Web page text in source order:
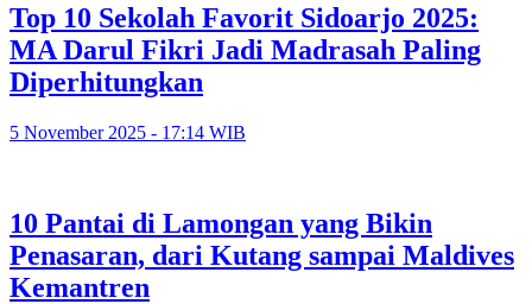
Top 10 Sekolah Favorit Sidoarjo 2025:
MA Darul Fikri Jadi Madrasah Paling
Diperhitungkan
5 November 2025 - 17:14 WIB
10 Pantai di Lamongan yang Bikin
Penasaran, dari Kutang sampai Maldives
Kemantren